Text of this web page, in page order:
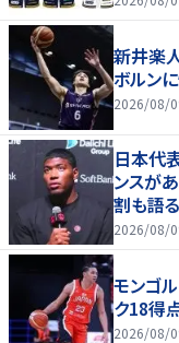
新井楽
ボルン
2026/08/
日本代
ンスが
割も語る
2026/08/
モンゴ
ク18得
2026/08/